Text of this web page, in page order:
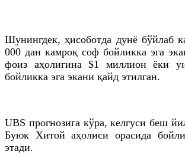
Шунингдек, ҳисоботда дунё бўйлаб
000 дан камроқ соф бойликка эга
фоиз аҳолигина $1 миллион ёки
бойликка эга экани қайд этилган.
UBS прогнозига кўра, келгуси беш
Буюк Хитой аҳолиси орасида
этади.